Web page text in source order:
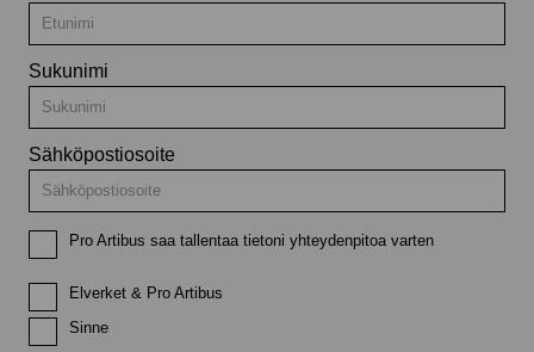
Sukunimi
Sähköpostiosoite
Pro Artibus saa tallentaa tietoni yhteydenpitoa varten
Elverket & Pro Artibus
Sinne